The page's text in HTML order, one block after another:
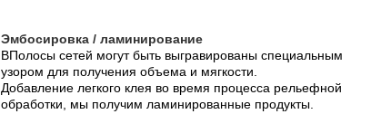
Эмбосировка / ламинирование
ВПолосы сетей могут быть выгравированы специальным
узором для получения объема и мягкости.
Добавление легкого клея во время процесса рельефной
обработки, мы получим ламинированные продукты.